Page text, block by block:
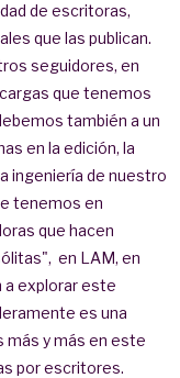
de escritoras,
que las publican.
seguidores, en
que tenemos
también a un
en la edición, la
ingeniería de nuestro
tenemos en
que hacen
en LAM, en
a explorar este
es una
más y más en este
por escritores.